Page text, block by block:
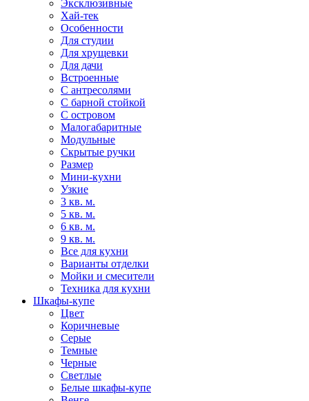
Эксклюзивные
Хай-тек
Особенности
Для студии
Для хрущевки
Для дачи
Встроенные
С антресолями
С барной стойкой
С островом
Малогабаритные
Модульные
Скрытые ручки
Размер
Мини-кухни
Узкие
3 кв. м.
5 кв. м.
6 кв. м.
9 кв. м.
Все для кухни
Варианты отделки
Мойки и смесители
Техника для кухни
Шкафы-купе
Цвет
Коричневые
Серые
Темные
Черные
Светлые
Белые шкафы-купе